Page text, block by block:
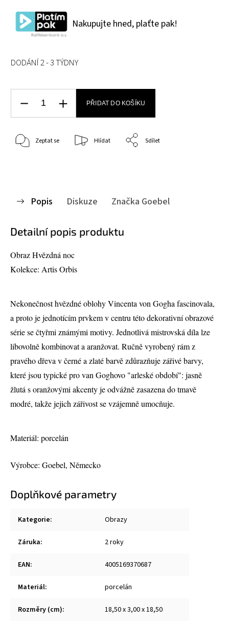
Nakupujte hned, plaťte pak!
DODÁNÍ 2 - 3 TÝDNY
PŘIDAT DO KOŠÍKU
Zeptat se Hlídat Sdílet
Popis Diskuze Značka Goebel
Detailní popis produktu
Obraz Hvězdná noc
Kolekce: Artis Orbis
Nekonečnost hvězdné oblohy Vincenta von Gogha fascinovala,
a proto je jednotícím prvkem v centru této dekorativní obrazové
série se čtyřmi známými motivy. Jednotlivá mistrovská díla lze
libovolně kombinovat a aranžovat. Ručně vyrobený rám z
pravého dřeva v černé a zlaté barvě zdůrazňuje zářivé barvy,
které jsou typické pro van Goghovo "arleské období": jasně
žlutá s oranžovými akcenty je odvážně zasazena do tmavě
modré, takže jejich zářivost se vzájemně umocňuje.
Materiál: porcelán
Výrobce: Goebel, Německo
Doplňkové parametry
Kategorie: Obrazy
Záruka: 2 roky
EAN: 4005169370687
Materiál: porcelán
Rozměry (cm): 18,50 x 3,00 x 18,50